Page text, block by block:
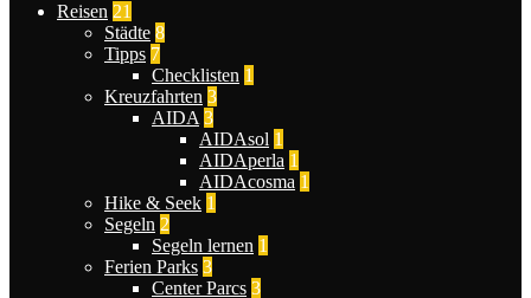
Reisen 21
Städte 8
Tipps 7
Checklisten 1
Kreuzfahrten 3
AIDA 3
AIDAsol 1
AIDAperla 1
AIDAcosma 1
Hike & Seek 1
Segeln 2
Segeln lernen 1
Ferien Parks 3
Center Parcs 3